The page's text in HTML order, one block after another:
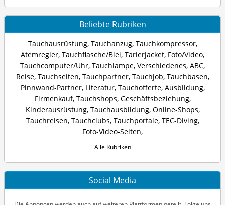
Beliebte Rubriken
Tauchausrüstung, Tauchanzug, Tauchkompressor,
Atemregler, Tauchflasche/Blei, Tarierjacket, Foto/Video,
Tauchcomputer/Uhr, Tauchlampe, Verschiedenes, ABC,
Reise, Tauchseiten, Tauchpartner, Tauchjob, Tauchbasen,
Pinnwand-Partner, Literatur, Tauchofferte, Ausbildung,
Firmenkauf, Tauchshops, Geschäftsbeziehung,
Kinderausrüstung, Tauchausbildung, Online-Shops,
Tauchreisen, Tauchclubs, Tauchportale, TEC-Diving,
Foto-Video-Seiten,
Alle Rubriken
Social Media